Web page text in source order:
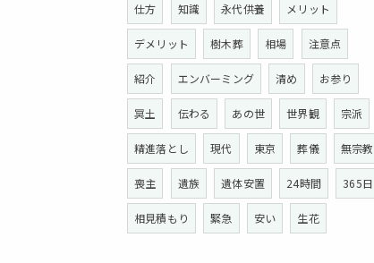
仕方 知識 永代供養 メリット
デメリット 樹木葬 相場 注意点
紹介 エンバーミング 清め お参り
冥土 伝わる あの世 世界観 宗派
精進落とし 現代 東京 葬儀 無宗教
喪主 遺族 遺体安置 24時間 365日
相見積もり 緊急 安い 生花